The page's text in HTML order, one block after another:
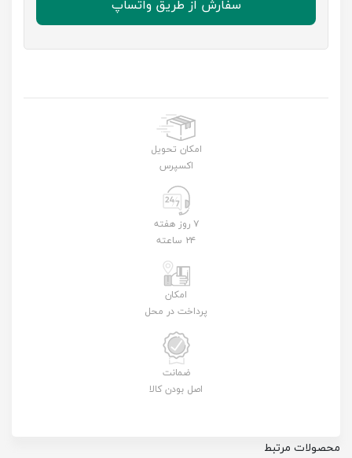
سفارش از طریق واتساپ
امکان تحویل
اکسپرس
۷ روز هفته
۲۴ ساعته
امکان
پرداخت در محل
ضمانت
اصل بودن کالا
محصولات مرتبط